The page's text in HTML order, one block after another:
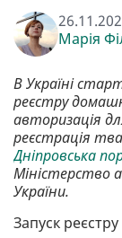
Марія
В Україні
реєстру
авторизація
реєстрація
Дніпровська
Міністерство
України.
Запуск